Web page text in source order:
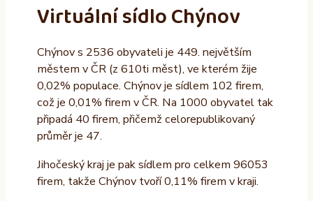
Ne
Provozovatel
ALTAXO SE
COMEFLEX CONSULTING s.r.o.
Firmus a.s.
Virtuální sídlo Chýnov
Chýnov s 2536 obyvateli je 449. největším
městem v ČR (z 610ti měst), ve kterém žije
0,02% populace. Chýnov je sídlem 102 firem,
což je 0,01% firem v ČR. Na 1000 obyvatel tak
připadá 40 firem, přičemž celorepublikovaný
průměr je 47.
Jihočeský kraj je pak sídlem pro celkem 96053
firem, takže Chýnov tvoří 0,11% firem v kraji.